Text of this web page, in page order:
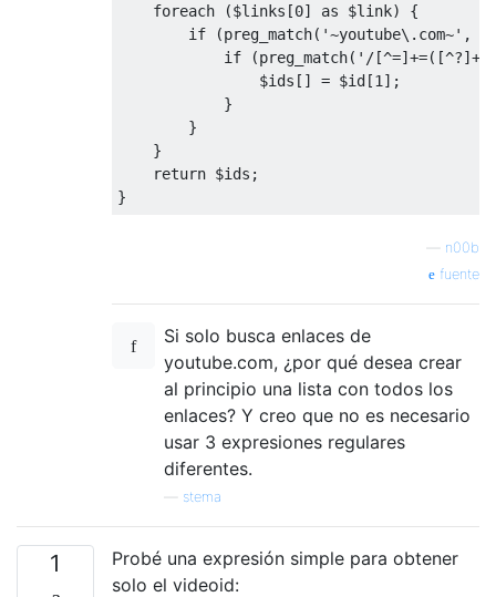
foreach ($links [0] as $link)
{
if
(preg_match( '~youtube\.com~' ,
if
(preg_match( '/
                $ids
[] = $id[1 ];
}
}
}
return $ids ;
}
n00b
fuente
Si solo busca enlaces de
youtube.com, ¿por qué desea crear
al principio una lista con todos los
enlaces? Y creo que no es necesario
usar 3 expresiones regulares
diferentes.
stema
1
Probé una expresión simple para obtener
solo el videoid: